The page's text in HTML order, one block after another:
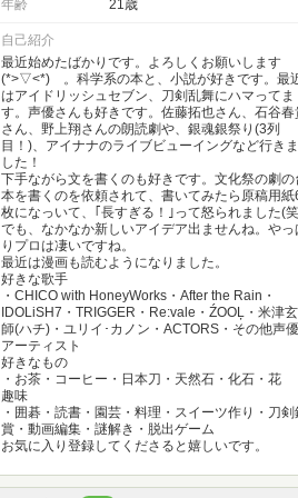
年齢 21歳
自己紹介
最近始めたばかりです。よろしくお願いします
(*>▽<*)ゞ。科学系の本と、小説が好きです。最
はアイドリッシュセブン、刀剣乱舞にハマってま
す。声優さんも好きです。佐藤拓也さん、石谷春
さん、野上翔さんの朗読劇や、銀魂銀祭り(3列
目！)、アイナナのライブビューイングなど行きま
した！
下手ながら文を書くのも好きです。文化祭の劇の
本を書くのを依頼されて、書いてみたら原稿用紙
枚になっいて、｢長すぎる！｣って怒られました(
でも、なかなか新しいアイデア出ませんね。やっ
りプロは凄いですね。
最近は漫画も読むようになりました。
好きな歌手
・CHICO with HoneyWorks・After the Rain・
IDOLiSH7・TRIGGER・Re:vale・ŹOOĻ・米津玄
師(ハチ)・ユリイ･カノン・ACTORS・その他声優
アーティスト
好きなもの
・お茶・コーヒー・日本刀・天然石・化石・花
趣味
・囲碁・読書・園芸・料理・スイーツ作り・刀剣
賞・動画編集・謎解き・脱出ゲーム
お気に入り登録してくださると嬉しいです。